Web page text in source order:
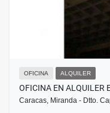
OFICINA ALQUILER
OFICINA EN ALQUILER
Caracas, Miranda - Dtto.